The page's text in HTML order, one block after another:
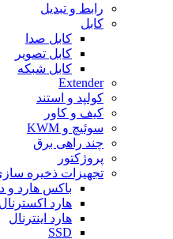
رابط و تبدیل
کابل
کابل صدا
کابل تصویر
کابل شبکه
Extender
کولپد و استند
کیف و کاور
سوئیچ و KWM
چند راهی برق
پروژکتور
تجهیزات ذخیره
باکس هارد و
هارد اکسترنال
هارد اینترنال
SSD